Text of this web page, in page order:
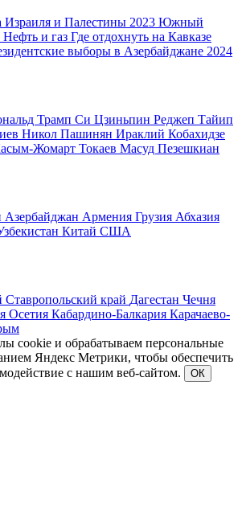
Израиля и Палестины 2023 Южный
Нефть и газ Где отдохнуть на Кавказе
выборы в Азербайджане 2024
Трамп Си Цзиньпин Реджеп Тайип
Никол Пашинян Ираклий Кобахидзе
Жомарт Токаев Масуд Пезешкиан
Азербайджан Армения Грузия Абхазия
Китай США
Ставропольский край Дагестан Чечня
Осетия Кабардино-Балкария Карачаево-
cookie и обрабатываем персональные
Яндекс Метрики, чтобы обеспечить
с нашим веб-сайтом.
ОК